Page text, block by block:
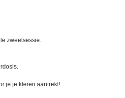
zweetsessie.
je je kleren aantrekt!